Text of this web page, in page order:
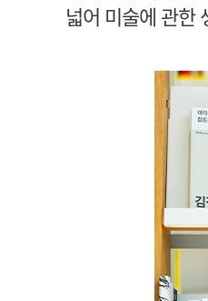
넓어 미술에 관한